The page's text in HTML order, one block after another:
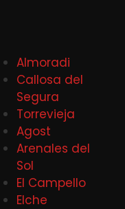
Almoradi
Callosa del
Segura
Torrevieja
Agost
Arenales del
Sol
El Campello
Elche